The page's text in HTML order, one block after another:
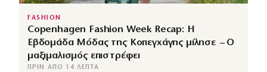
FASHION
Copenhagen Fashion Week Recap: Η
Εβδομάδα Μόδας της Κοπεγχάγης μίλησε – Ο
μαξιμαλισμός επιστρέφει
ΠΡΙΝ ΑΠΌ 14 ΛΕΠΤΆ